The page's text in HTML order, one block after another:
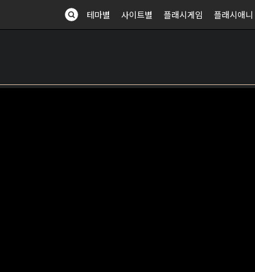
테마별 사이트별 플래시게임 플래시애니